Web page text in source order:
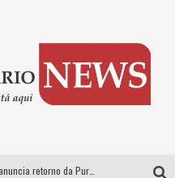
Proibida anuncia retorno da Puro Malte Extra e consolida trajetória de democratização cervejeira no Brasil